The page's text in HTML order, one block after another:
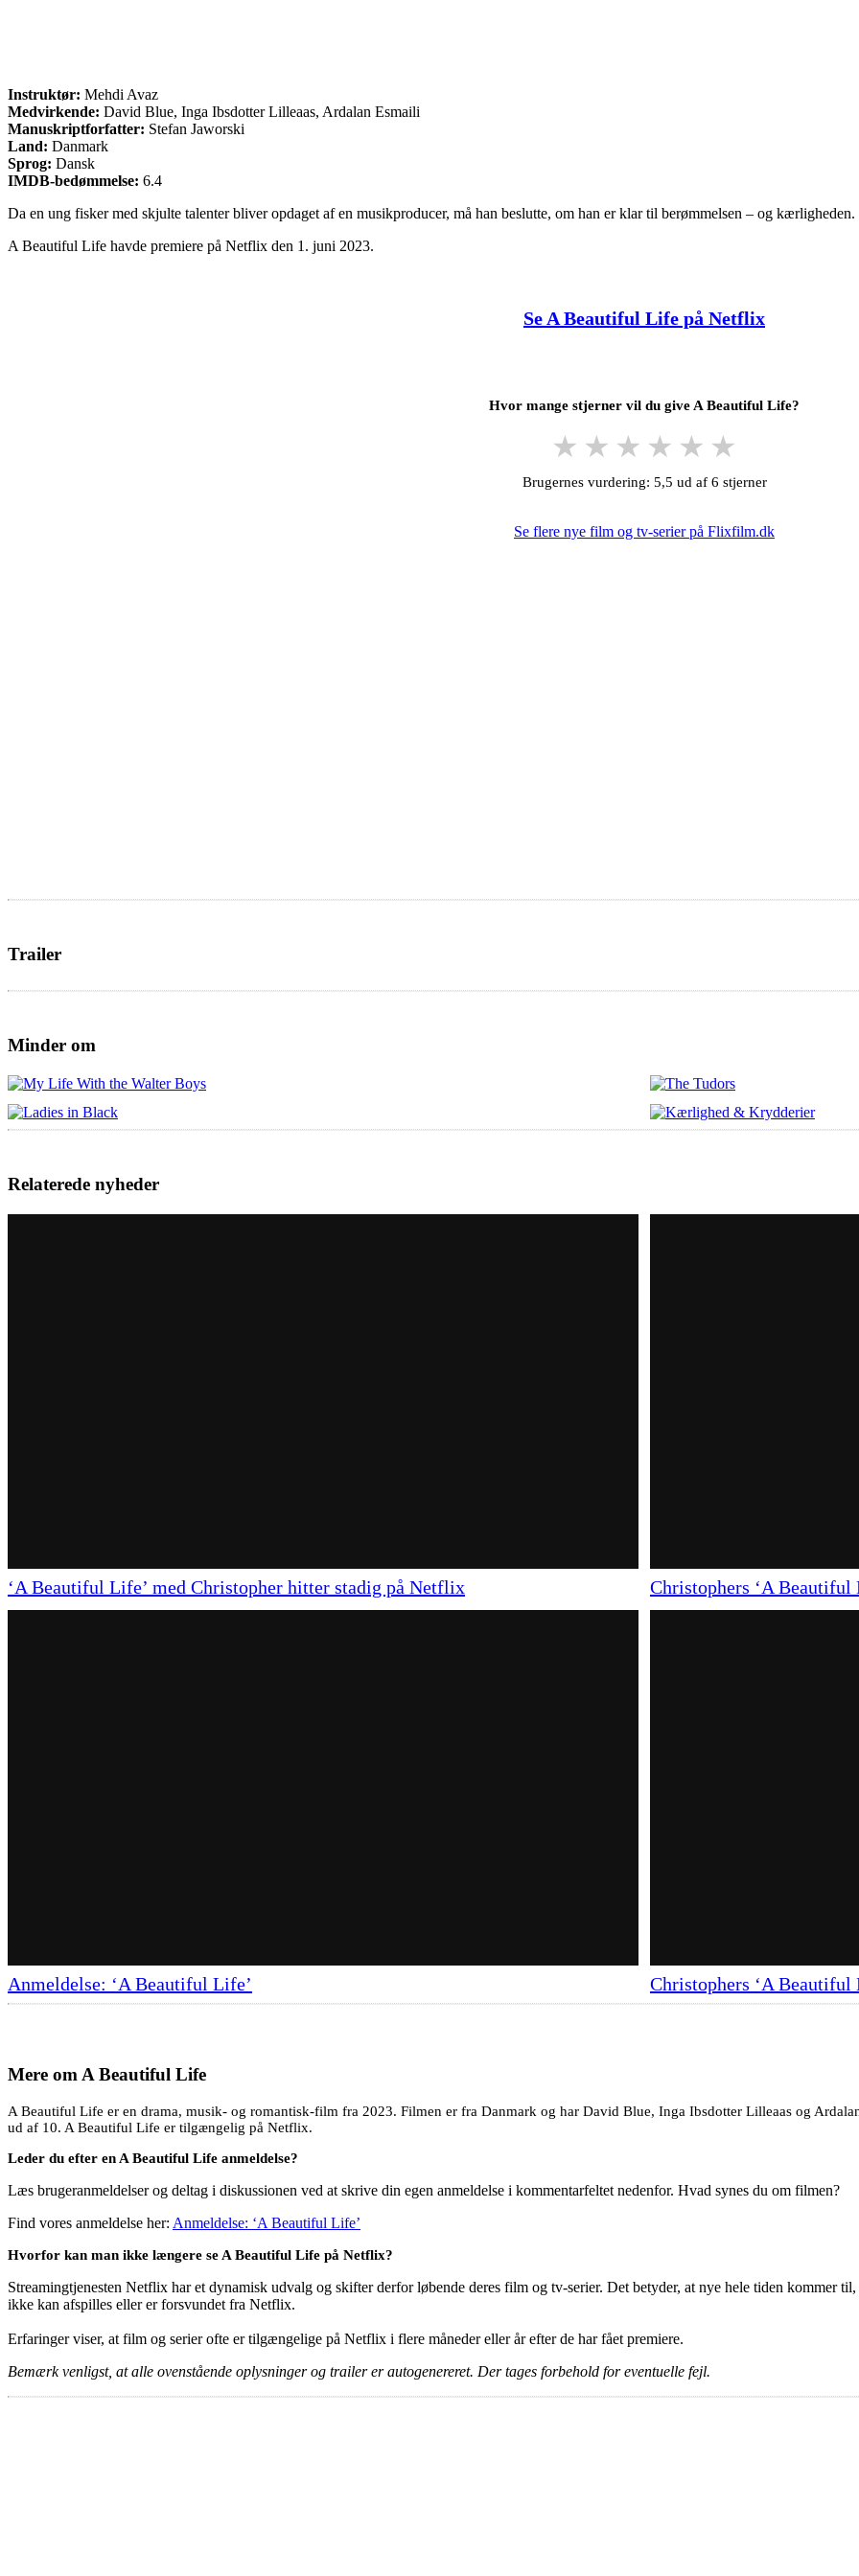
Instruktør: Mehdi Avaz
Medvirkende: David Blue, Inga Ibsdotter Lilleaas, Ardalan Esmaili
Manuskriptforfatter: Stefan Jaworski
Land: Danmark
Sprog: Dansk
IMDB-bedømmelse: 6.4
Da en ung fisker med skjulte talenter bliver opdaget af en musikproducer, må han beslutte, om han er klar til berømmelsen – og kærligheden.
A Beautiful Life havde premiere på Netflix den 1. juni 2023.
Se A Beautiful Life på Netflix
Hvor mange stjerner vil du give A Beautiful Life?
★ ★ ★ ★ ★ ★
Brugernes vurdering: 5,5 ud af 6 stjerner
Se flere nye film og tv-serier på Flixfilm.dk
Trailer
Minder om
Relaterede nyheder
‘A Beautiful Life’ med Christopher hitter stadig på Netflix Christophers ‘A
Anmeldelse: ‘A Beautiful Life’ Christophers ‘A
Mere omA Beautiful Life
A Beautiful Life er en drama, musik- og romantisk-film fra 2023. Filmen er fra Danmark og har David Blue, Inga Ibsdotter Lilleaas og
ud af 10. A Beautiful Life er tilgængelig på Netflix.
Leder du efter en A Beautiful Life anmeldelse?
Læs brugeranmeldelser og deltag i diskussionen ved at skrive din egen anmeldelse i kommentarfeltet nedenfor. Hvad synes du om filmen?
Find vores anmeldelse her: Anmeldelse: ‘A Beautiful Life’
Hvorfor kan man ikke længere se A Beautiful Life på Netflix?
Streamingtjenesten Netflix har et dynamisk udvalg og skifter derfor løbende deres film og tv-serier. Det betyder, at nye hele tiden kommer
ikke kan afspilles eller er forsvundet fra Netflix.
Erfaringer viser, at film og serier ofte er tilgængelige på Netflix i flere måneder eller år efter de har fået premiere.
Bemærk venligst, at alle ovenstående oplysninger og trailer er autogenereret. Der tages forbehold for eventuelle fejl.